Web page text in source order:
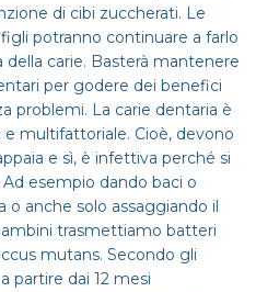
di cibi zuccherati. Le
potranno continuare a farlo
carie. Basterà mantenere
per godere dei benefici
problemi. La carie dentaria è
multifattoriale. Cioè, devono
e sì, è infettiva perché si
esempio dando baci o
o anche solo assaggiando il
trasmettiamo batteri
mutans. Secondo gli
partire dai 12 mesi